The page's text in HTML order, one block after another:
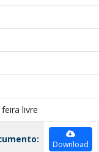
livre
Download